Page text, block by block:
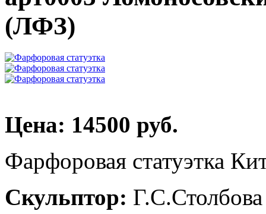
(ЛФЗ)
Цена: 14500 руб.
Фарфоровая статуэтка
Скульптор: Г.С.Столбова